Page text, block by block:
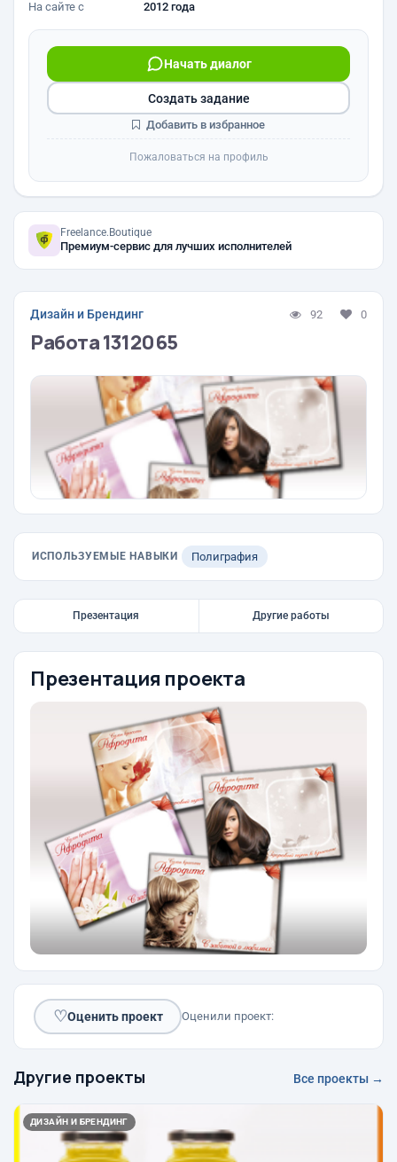
На сайте с 2012 года
Начать диалог
Создать задание
Добавить в избранное
Пожаловаться на профиль
Freelance.Boutique
Премиум-сервис для лучших исполнителей
Дизайн и Брендинг 92 0
Работа 1312065
ИСПОЛЬЗУЕМЫЕ НАВЫКИ Полиграфия
Презентация Другие работы
Презентация проекта
♡Оценить проект Оценили проект:
Другие проекты Все проекты →
ДИЗАЙН И БРЕНДИНГ